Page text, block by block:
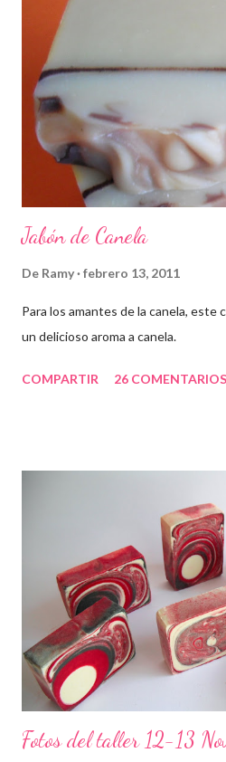
Jabón de Canela
De Ramy febrero 13, 2011
Para los amantes de la canela, este
un delicioso aroma a canela.
COMPARTIR 26 COMENTARIOS
Fotos del taller 12-13